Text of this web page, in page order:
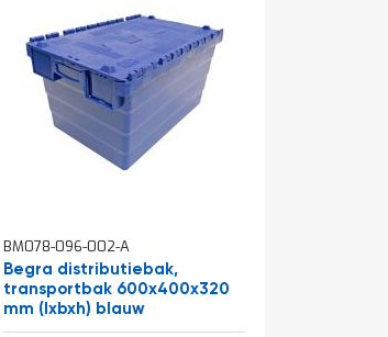
BM078-096-002-A
Begra distributiebak,
transportbak 600x400x320
mm (lxbxh) blauw
winkelwagen